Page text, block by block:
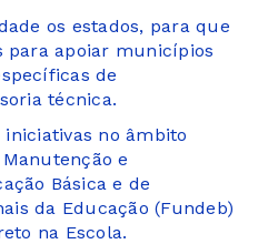
os estados, para que
apoiar municípios
de
técnica.
no âmbito
e
Básica e de
da Educação (Fundeb)
na Escola.